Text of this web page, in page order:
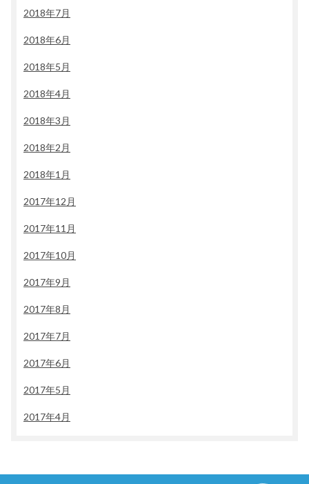
2018年7月
2018年6月
2018年5月
2018年4月
2018年3月
2018年2月
2018年1月
2017年12月
2017年11月
2017年10月
2017年9月
2017年8月
2017年7月
2017年6月
2017年5月
2017年4月